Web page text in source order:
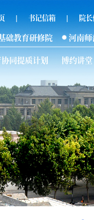
| 书记信箱 | 院
础教育研修院 河南师
同提质计划 博约讲堂